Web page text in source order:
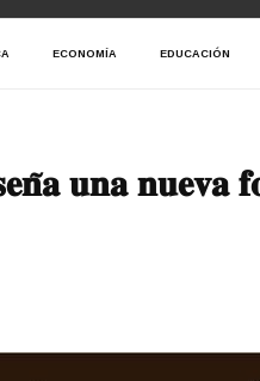
ECONOMÍA EDUCACIÓN
𝐮𝐧𝐚 𝐧𝐮𝐞𝐯𝐚